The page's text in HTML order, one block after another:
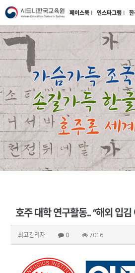
페이스북 l 인스타그램 l 한
호주 대학 연구활동.. “해외 입김
최고관리자 0 7016